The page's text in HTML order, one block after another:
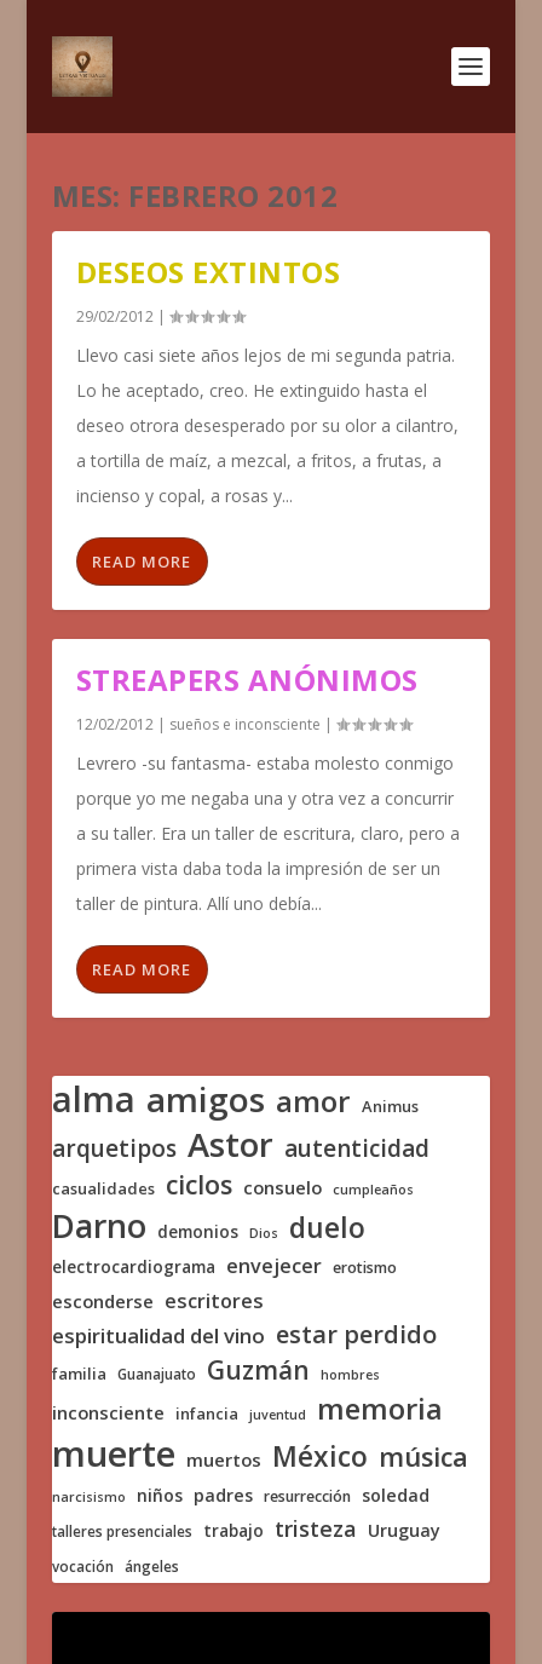
MES: FEBRERO 2012
DESEOS EXTINTOS
29/02/2012|
Llevo casi siete años lejos de mi segunda patria.
Lo he aceptado, creo. He extinguido hasta el
deseo otrora desesperado por su olor a cilantro,
a tortilla de maíz, a mezcal, a fritos, a frutas, a
incienso y copal, a rosas y...
READ MORE
STREAPERS ANÓNIMOS
12/02/2012| sueños e inconsciente |
Levrero -su fantasma- estaba molesto conmigo
porque yo me negaba una y otra vez a concurrir
a su taller. Era un taller de escritura, claro, pero a
primera vista daba toda la impresión de ser un
taller de pintura. Allí uno debía...
READ MORE
alma amigos amor Animus
arquetipos Astor autenticidad
casualidades ciclos consuelo cumpleaños
Darno demonios Dios duelo
electrocardiograma envejecer erotismo
esconderse escritores
espiritualidad del vino estar perdido
familia Guanajuato Guzmán hombres
inconsciente infancia juventud memoria
muerte muertos México música
narcisismo niños padres resurrección soledad
talleres presenciales trabajo tristeza Uruguay
vocación ángeles